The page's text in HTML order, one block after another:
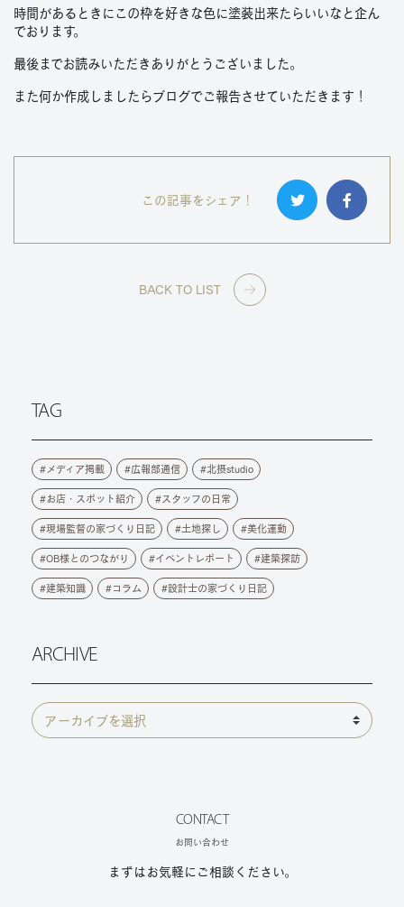
時間があるときにこの枠を好きな色に塗装出来たらいいなと企ん
でおります。
最後までお読みいただきありがとうございました。
また何か作成しましたらブログでご報告させていただきます！
この記事をシェア！
BACK TO LIST
TAG
メディア掲載 広報部通信 北摂studio
お店・スポット紹介 スタッフの日常
現場監督の家づくり日記 土地探し 美化運動
OB様とのつながり イベントレポート 建築探訪
建築知識 コラム 設計士の家づくり日記
ARCHIVE
CONTACT
お問い合わせ
まずはお気軽にご相談ください。